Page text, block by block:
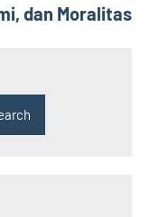
dan Moralitas